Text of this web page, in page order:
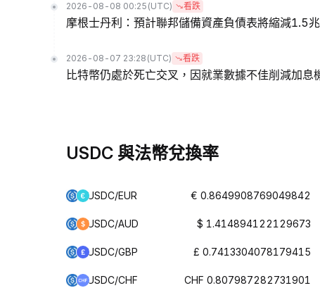
2026-08-08 00:25 (UTC) 看跌
摩根士丹利：預計聯邦儲備資產負債表將縮減1.5
2026-08-07 23:28 (UTC) 看跌
比特幣仍處於死亡交叉，因就業數據不佳削減加息
USDC 與法幣兌換率
USDC/EUR € 0.8649908769049842
USDC/AUD $ 1.414894122129673
USDC/GBP £ 0.7413304078179415
USDC/CHF CHF 0.807987282731901